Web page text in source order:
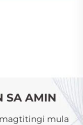
SA AMIN
mula